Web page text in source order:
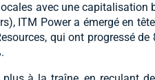
avec une
ITM Power a émergé en
qui ont progressé